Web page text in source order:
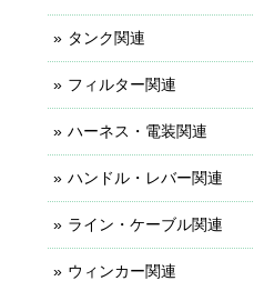
タンク関連
フィルター関連
ハーネス・電装関連
ハンドル・レバー関連
ライン・ケーブル関連
ウィンカー関連